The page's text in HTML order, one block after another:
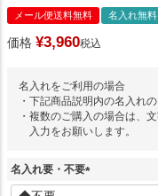
メール便送料無料 名入れ無料
価格 ¥3,960税込
名入れをご利用の場合
・下記商品説明内の名入れ
・複数のご購入の場合は、
入力をお願いします。
名入れ要・不要
(